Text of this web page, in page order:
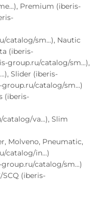
Premium (iberis-
catalog/sm...), Nautic
(iberis-
group.ru/catalog/sm...),
Slider (iberis-
catalog/sm...)
(iberis-
va...), Slim
Molveno, Pneumatic,
catalog/in...)
catalog/sm...)
(iberis-